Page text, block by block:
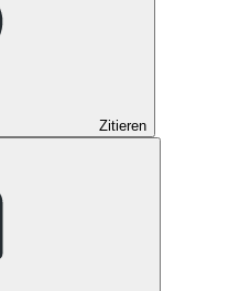
Zitieren